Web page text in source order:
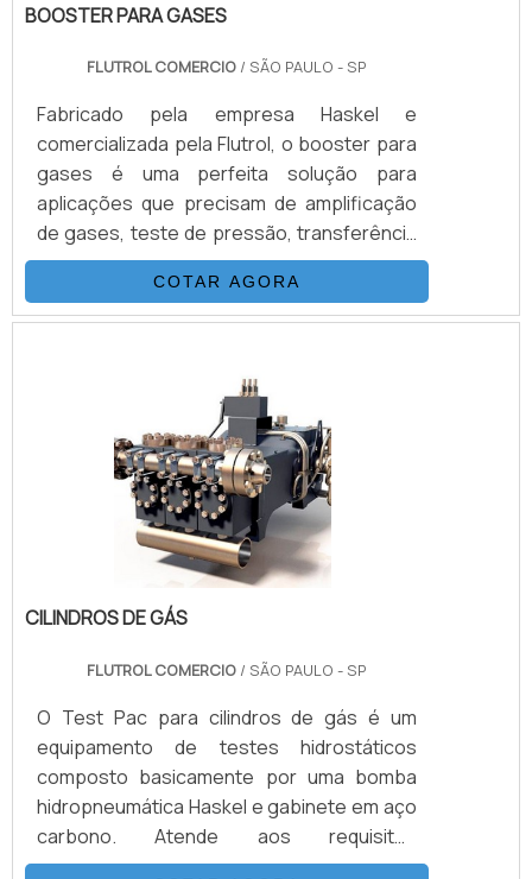
BOOSTER PARA GASES
FLUTROL COMERCIO / SÃO PAULO - SP
Fabricado pela empresa Haskel e
comercializada pela Flutrol, o booster para
gases é uma perfeita solução para
aplicações que precisam de amplificação
de gases, teste de pressão, transferência
de gases, injeção e outras funções
exercidas pelo booster gases. Com
acionamento de ar comprimido, o booster
que as bombas hidropneumáticas,
comparando a relação de área de pistão,
multiplicando a pressão do gás de
suprimento.É IMPORTANTE DESTACAR
ALGUMAS INFORMAÇÕES .
COTAR AGORA
CILINDROS DE GÁS
FLUTROL COMERCIO / SÃO PAULO - SP
O Test Pac para cilindros de gás é um
equipamento de testes hidrostáticos
composto basicamente por uma bomba
hidropneumática Haskel e gabinete em aço
carbono. Atende aos requisitos
estabelecidos pela portaria INMETRO/IPEM